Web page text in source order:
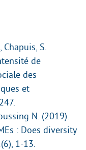
S.
de
des
et
N. (2019).
: Does diversity
1-13.